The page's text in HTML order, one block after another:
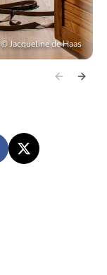
©Jacqueline de Haas